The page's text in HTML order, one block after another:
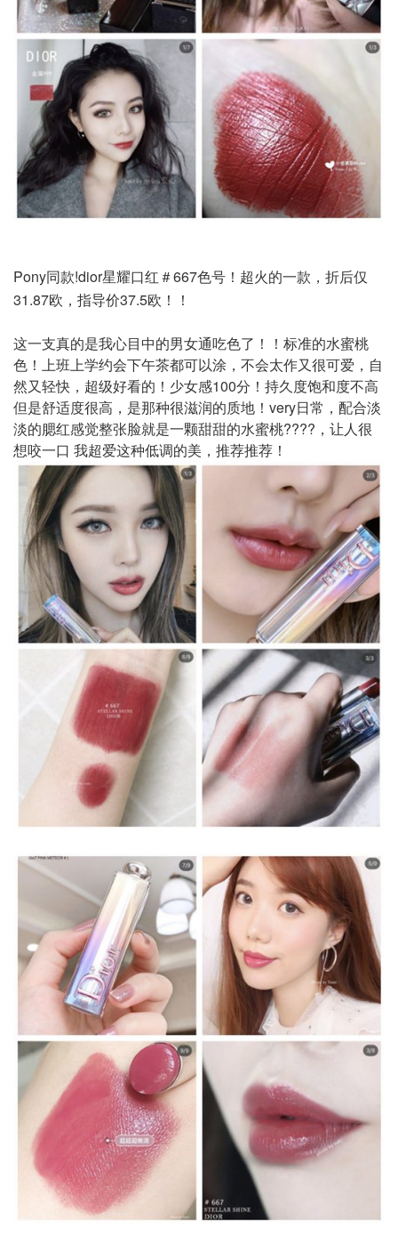
Pony同款!dior星耀口红＃667色号！超火的一款，折后仅
31.87欧，指导价37.5欧！！
这一支真的是我心目中的男女通吃色了！！标准的水蜜桃
色！上班上学约会下午茶都可以涂，不会太作又很可爱，自
然又轻快，超级好看的！少女感100分！持久度饱和度不高
但是舒适度很高，是那种很滋润的质地！very日常，配合淡
淡的腮红感觉整张脸就是一颗甜甜的水蜜桃????，让人很
想咬一口 我超爱这种低调的美，推荐推荐！